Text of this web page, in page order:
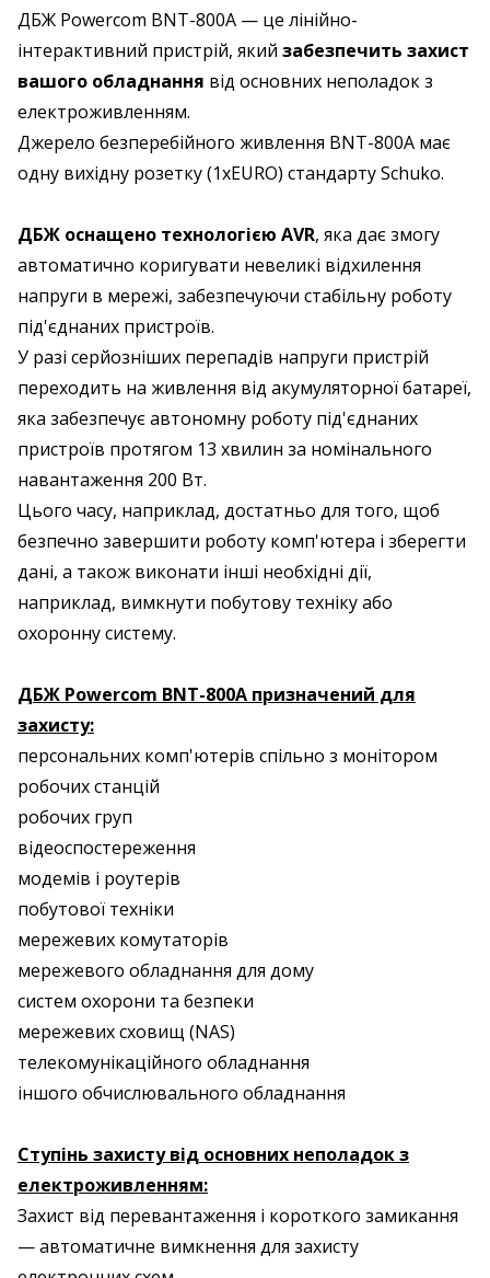
ДБЖ Powercom BNT-800A — це лінійно-
інтерактивний пристрій, який забезпечить захист
вашого обладнання від основних неполадок з
електроживленням.
Джерело безперебійного живлення BNT-800A має
одну вихідну розетку (1хEURO) стандарту Schuko.
ДБЖ оснащено технологією AVR, яка дає змогу
автоматично коригувати невеликі відхилення
напруги в мережі, забезпечуючи стабільну роботу
під'єднаних пристроїв.
У разі серйозніших перепадів напруги пристрій
переходить на живлення від акумуляторної батареї,
яка забезпечує автономну роботу під'єднаних
пристроїв протягом 13 хвилин за номінального
навантаження 200 Вт.
Цього часу, наприклад, достатньо для того, щоб
безпечно завершити роботу комп'ютера і зберегти
дані, а також виконати інші необхідні дії,
наприклад, вимкнути побутову техніку або
охоронну систему.
ДБЖ Powercom BNT-800A призначений для
захисту:
персональних комп'ютерів спільно з монітором
робочих станцій
робочих груп
відеоспостереження
модемів і роутерів
побутової техніки
мережевих комутаторів
мережевого обладнання для дому
систем охорони та безпеки
мережевих сховищ (NAS)
телекомунікаційного обладнання
іншого обчислювального обладнання
Ступінь захисту від основних неполадок з
електроживленням:
Захист від перевантаження і короткого замикання
— автоматичне вимкнення для захисту